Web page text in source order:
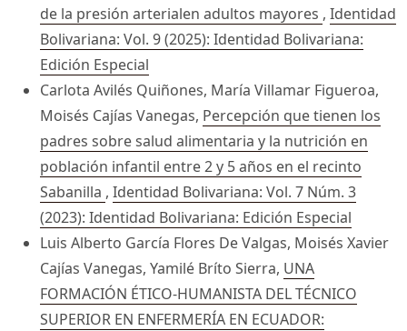
de la presión arterialen adultos mayores , Identidad
Bolivariana: Vol. 9 (2025): Identidad Bolivariana:
Edición Especial
Carlota Avilés Quiñones, María Villamar Figueroa,
Moisés Cajías Vanegas, Percepción que tienen los
padres sobre salud alimentaria y la nutrición en
población infantil entre 2 y 5 años en el recinto
Sabanilla , Identidad Bolivariana: Vol. 7 Núm. 3
(2023): Identidad Bolivariana: Edición Especial
Luis Alberto García Flores De Valgas, Moisés Xavier
Cajías Vanegas, Yamilé Bríto Sierra, UNA
FORMACIÓN ÉTICO-HUMANISTA DEL TÉCNICO
SUPERIOR EN ENFERMERÍA EN ECUADOR: